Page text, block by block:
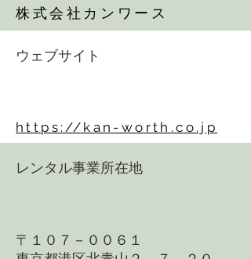
株式会社カンワース
ウェブサイト
https://kan-worth.co.jp
レンタル事業所在地
〒１０７－００６１